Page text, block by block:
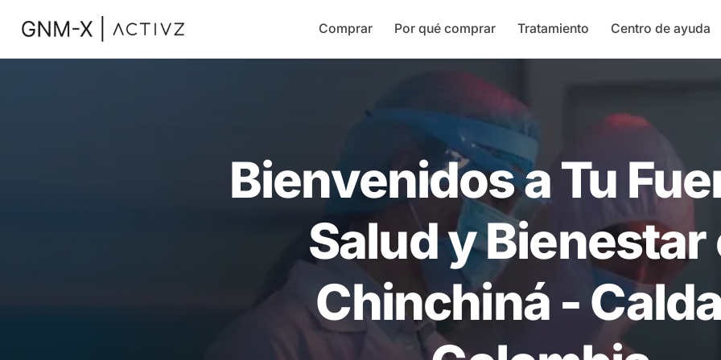
Comprar Por qué comprar Tratamiento Centro de ayuda
Bienvenidos a Tu
Salud y Bienestar
Chinchiná -